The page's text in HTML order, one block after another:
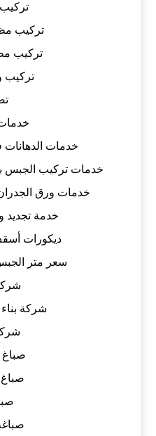
تركيب
تركيب
تركيب
خدمات الدهانات فى دبى
خدمات تركيب الجبس بورد فى
خدمات ورق الجدران فى
خدمة تجديد
ديكورات
سعر متر
شركة
صباغ 24